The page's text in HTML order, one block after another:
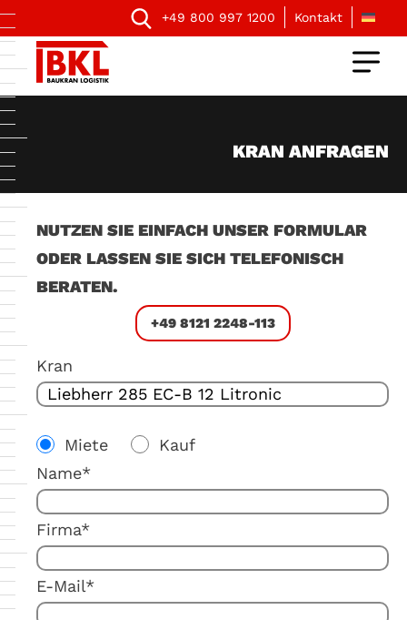
+49 800 997 1200 Kontakt
KRAN ANFRAGEN
NUTZEN SIE EINFACH UNSER FORMULAR
ODER LASSEN SIE SICH TELEFONISCH
BERATEN.
+49 8121 2248-113
Kran
Miete
Kauf
Name*
Firma*
E-Mail*